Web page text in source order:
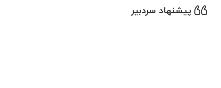
پیشنهاد سردبیر